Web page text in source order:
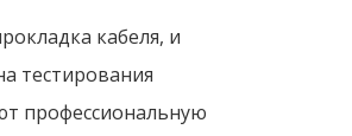
кабеля, и
тестирования
профессиональную